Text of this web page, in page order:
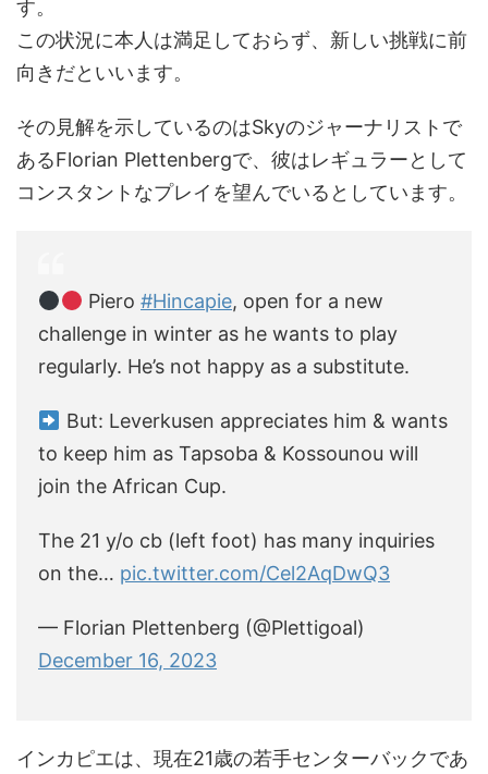
す。
この状況に本人は満足しておらず、新しい挑戦に前
向きだといいます。
その見解を示しているのはSkyのジャーナリストで
あるFlorian Plettenbergで、彼はレギュラーとして
コンスタントなプレイを望んでいるとしています。
Piero #Hincapie, open for a new
challenge in winter as he wants to play
regularly. He’s not happy as a substitute.
But: Leverkusen appreciates him & wants
to keep him as Tapsoba & Kossounou will
join the African Cup.
The 21 y/o cb (left foot) has many inquiries
on the… pic.twitter.com/Cel2AqDwQ3
— Florian Plettenberg (@Plettigoal)
December 16, 2023
インカピエは、現在21歳の若手センターバックであ